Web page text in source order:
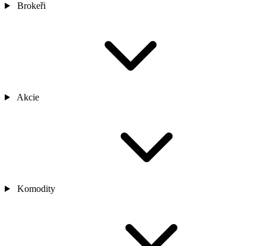
Brokeři
Akcie
Komodity